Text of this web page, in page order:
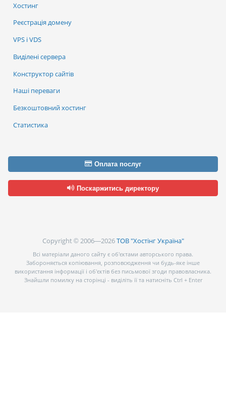
Хостинг
Реєстрація домену
VPS і VDS
Виділені сервера
Конструктор сайтів
Наші переваги
Безкоштовний хостинг
Статистика
Оплата послуг
Поскаржитись директору
Copyright © 2006—2026ТОВ "Хостінг Україна"
Всі матеріали даного сайту є об’єктами авторського права.
Забороняється копіювання, розповсюдження чи будь-яке інше
використання інформації і об’єктів без письмової згоди правовласника.
Знайшли помилку на сторінці - виділіть її та натисніть Ctrl + Enter